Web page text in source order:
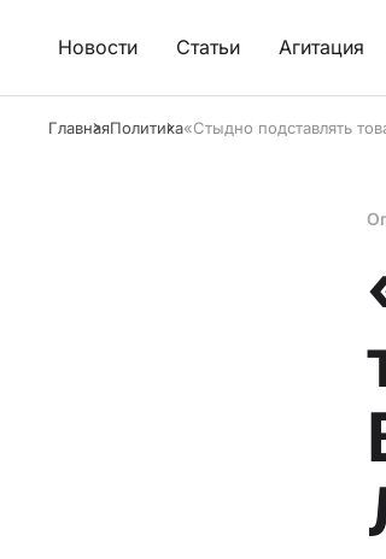
Новости Статьи Агитация
ГлавнаяПолитика«Стыдно подставлять